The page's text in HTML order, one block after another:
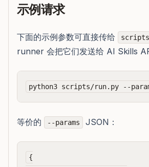
示例请求
下面的示例参数可直接传给
runner 会把它们发送给 AI Skills
等价的 --params JSON：
{